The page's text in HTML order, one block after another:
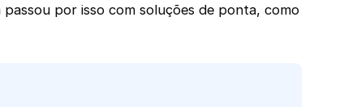
passou por isso com soluções de ponta, como